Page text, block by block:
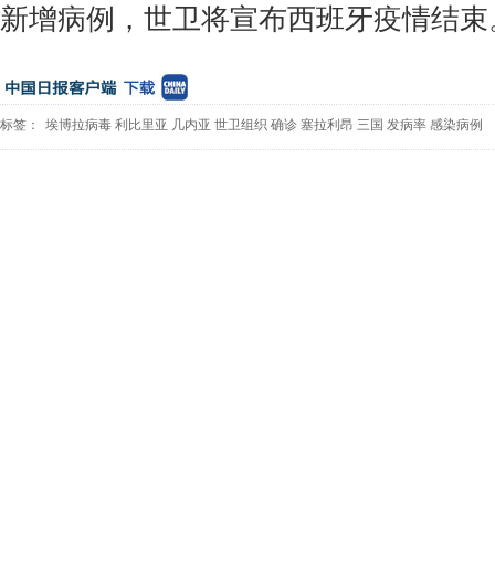
新增病例，世卫将宣布西班牙疫情结束
标签： 埃博拉病毒 利比里亚 几内亚 世卫组织 确诊 塞拉利昂 三国 发病率 感染病例